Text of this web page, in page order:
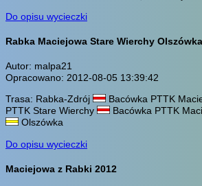
Do opisu wycieczki
Rabka Maciejowa Stare Wierchy Olszówka
Autor: malpa21
Opracowano: 2012-08-05 13:39:42
Trasa: Rabka-Zdrój
Bacówka PTTK
PTTK Stare Wierchy
Bacówka PTTK
Olszówka
Do opisu wycieczki
Maciejowa z Rabki 2012